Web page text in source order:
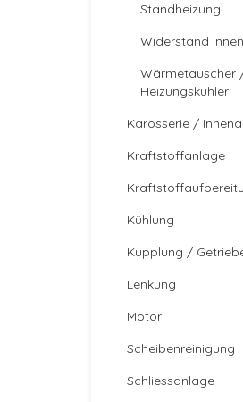
Standheizung
Widerstand
Wärmetauscher
Heizungskühler
Karosserie /
Kraftstoffanlage
Kühlung
Kupplung /
Lenkung
Motor
Scheibenreinigung
Schliessanlage